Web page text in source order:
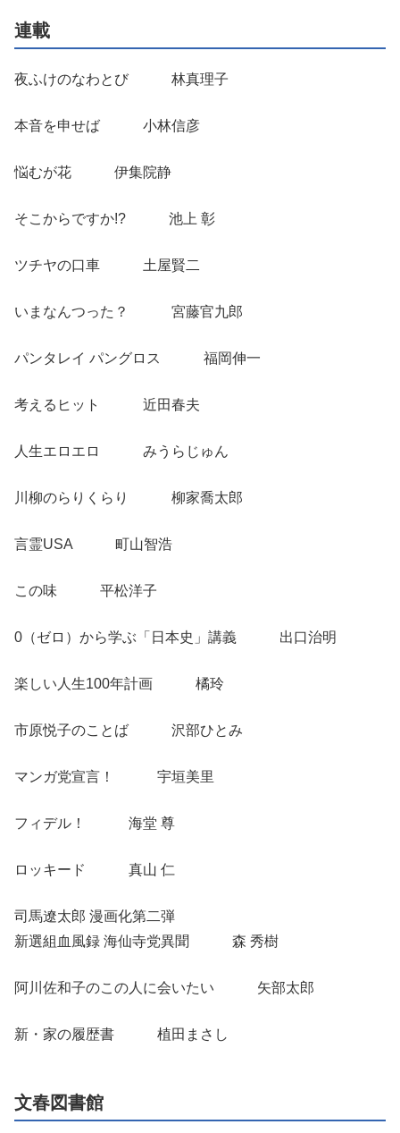
連載
夜ふけのなわとび 林真理子
本音を申せば 小林信彦
悩むが花 伊集院静
そこからですか!? 池上 彰
ツチヤの口車 土屋賢二
いまなんつった？ 宮藤官九郎
パンタレイ パングロス 福岡伸一
考えるヒット 近田春夫
人生エロエロ みうらじゅん
川柳のらりくらり 柳家喬太郎
言霊USA 町山智浩
この味 平松洋子
0（ゼロ）から学ぶ「日本史」講義 出口治明
楽しい人生100年計画 橘玲
市原悦子のことば 沢部ひとみ
マンガ党宣言！ 宇垣美里
フィデル！ 海堂 尊
ロッキード 真山 仁
司馬遼太郎 漫画化第二弾
新選組血風録 海仙寺党異聞 森 秀樹
阿川佐和子のこの人に会いたい 矢部太郎
新・家の履歴書 植田まさし
文春図書館